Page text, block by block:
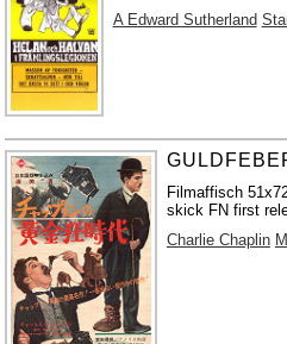
A Edward Sutherland
Filmaffisch
skick FN first
Charlie Chaplin